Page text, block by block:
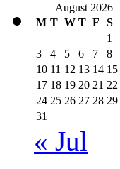
August 2026
M T W T F S
1
3
4 5 6 7 8
10 11 12 13 14 15
17 18 19 20 21 22
24 25 26 27 28 29
31
« Jul